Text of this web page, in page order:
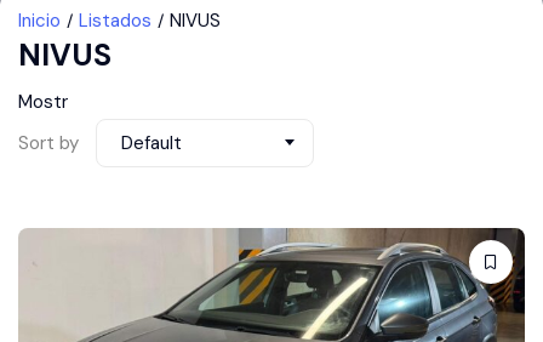
Inicio Listados NIVUS
NIVUS
Mostr
Sort by
Default